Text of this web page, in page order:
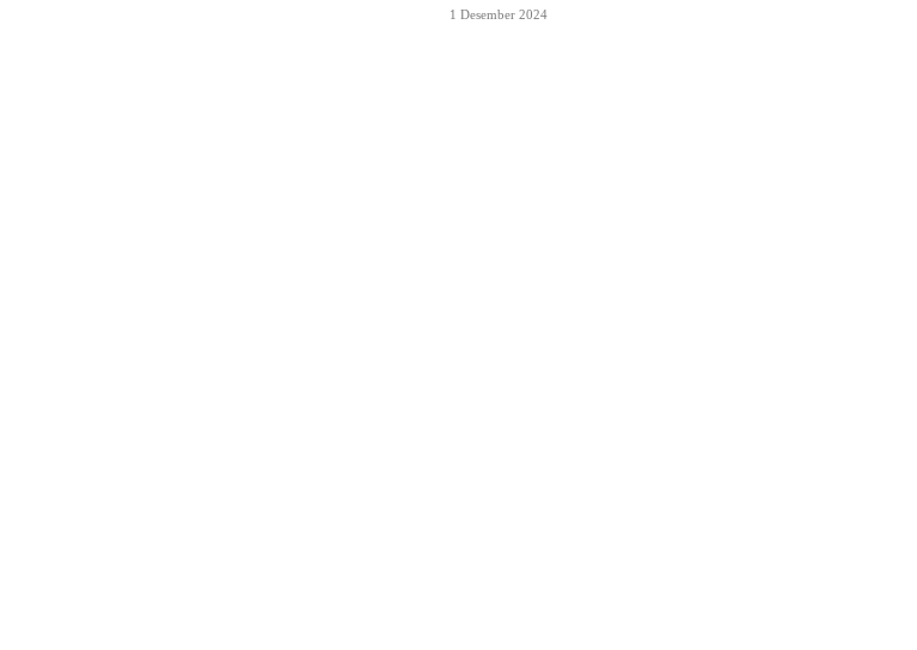
1 Desember 2024